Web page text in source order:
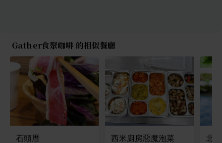
Gather食聚咖啡 的相似餐廳
石頭厝 西米廚房惡魔泡菜 北